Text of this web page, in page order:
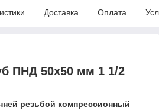
Доставка Оплата
ПНД 50x50 мм 1 1/2
резьбой компрессионный